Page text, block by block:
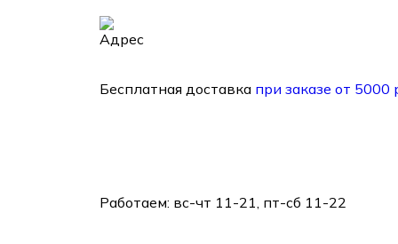
Бесплатная доставка при заказе от 5000
Работаем: вс-чт 11-21, пт-сб 11-22